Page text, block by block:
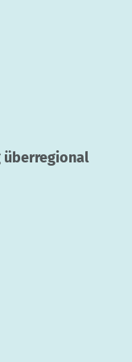
überregional